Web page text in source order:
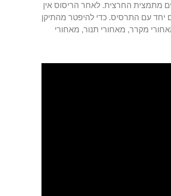
מתמצית החרצית. לאחר הריסוס אין
עם התרסיס. כדי להיפטר מהתיקן
מקרר, מאחורי תנור, מאחורי